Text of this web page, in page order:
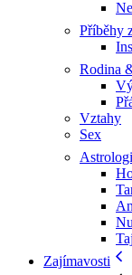
Příběhy
Rodina
Vztahy
Sex
Zajímavosti